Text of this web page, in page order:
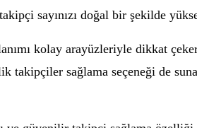
sayınızı doğal bir şekilde
kolay arayüzleriyle dikkat
takipçiler sağlama seçeneği de